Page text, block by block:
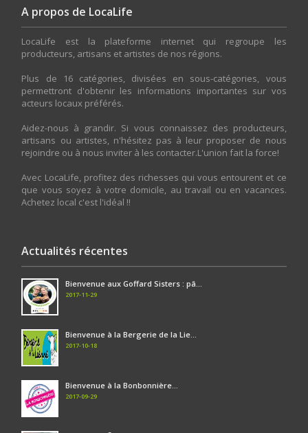
A propos de LocaLife
LocaLife est la plateforme internet qui regroupe les
producteurs, artisans et artistes de nos régions.
Plus de 16 catégories, divisées en sous-catégories, vous
permettront d'obtenir les informations importantes sur vos
acteurs locaux préférés.
Aidez-nous à grandir. Si vous connaissez des producteurs,
artisans ou artistes, n'hésitez pas à leur proposer de nous
rejoindre ou à nous inviter à les contacter.L'union fait la force!
Avec LocaLife, profitez des richesses qui vous entourent et ce
que vous soyez à votre domicile, au travail ou en vacances.
Achetez local c'est l'idéal !!
Actualités récentes
Bienvenue aux Goffard Sisters : pâ...
2017-11-29
Bienvenue à la Bergerie de la Lie...
2017-10-18
Bienvenue à la Bonbonnière...
2017-09-29